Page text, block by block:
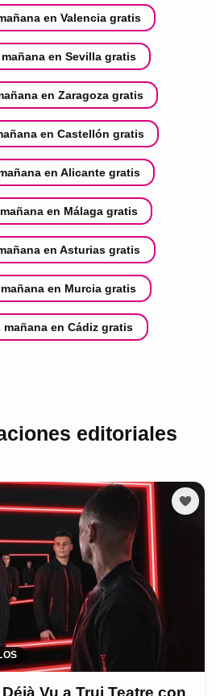
en Valencia gratis
en Sevilla gratis
en Zaragoza gratis
en Castellón gratis
en Alicante gratis
en Málaga gratis
en Asturias gratis
en Murcia gratis
en Cádiz gratis
editoriales